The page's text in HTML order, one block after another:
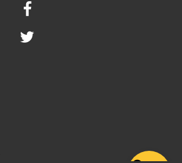
Facebook
Twitter